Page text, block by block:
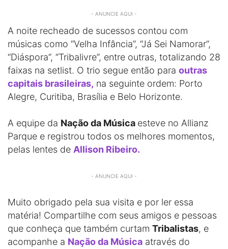
- ANUNCIE AQUI -
A noite recheado de sucessos contou com
músicas como “Velha Infância”, “Já Sei Namorar”,
“Diáspora”, “Tribalivre”, entre outras, totalizando 28
faixas na setlist. O trio segue então para outras
capitais brasileiras, na seguinte ordem: Porto
Alegre, Curitiba, Brasília e Belo Horizonte.
A equipe da Nação da Música esteve no Allianz
Parque e registrou todos os melhores momentos,
pelas lentes de Allison Ribeiro.
- ANUNCIE AQUI -
Muito obrigado pela sua visita e por ler essa
matéria! Compartilhe com seus amigos e pessoas
que conheça que também curtam Tribalistas, e
acompanhe a Nação da Música através do